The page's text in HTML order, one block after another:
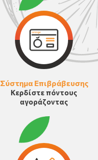
Σύστημα Επιβράβευσης
Κερδίστε πόντους
αγοράζοντας